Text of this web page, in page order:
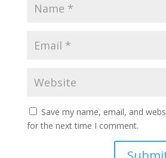
Save my name, email, and
for the next time I comment.